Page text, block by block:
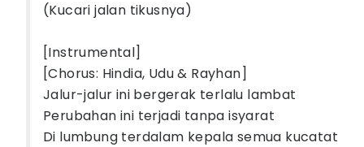
(Kucari jalan tikusnya)
[Instrumental]
[Chorus: Hindia, Udu & Rayhan]
Jalur-jalur ini bergerak terlalu lambat
Perubahan ini terjadi tanpa isyarat
Di lumbung terdalam kepala semua kucatat